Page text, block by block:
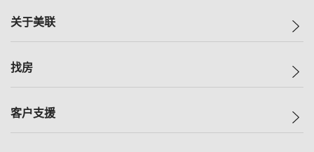
关于美联
美联集团
人才招募
找房
一手新房
客户支援